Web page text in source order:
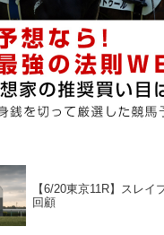
【6/20東京11R】スレイ
回顧